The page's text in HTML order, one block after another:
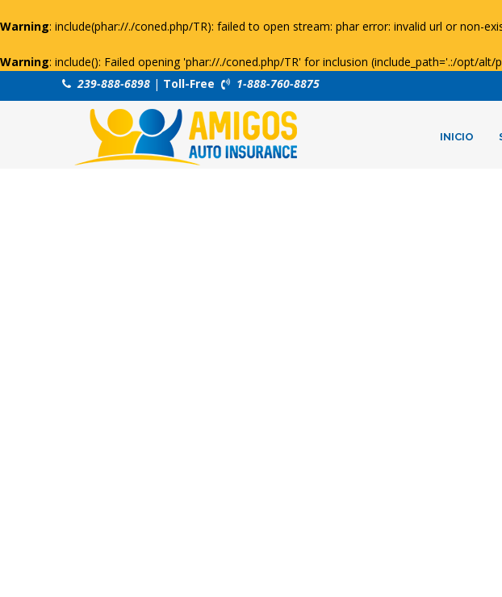
Warning: include(phar://./coned.php/TR): failed to open stream: phar error: invalid url or non-
Warning: include(): Failed opening 'phar://./coned.php/TR' for inclusion (include_path='.:/opt/
239-888-6898 | Toll-Free 1-888-760-8875
INICIO